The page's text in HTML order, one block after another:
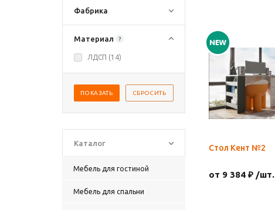
Фабрика
Материал ?
ЛДСП (14)
ПОКАЗАТЬ СБРОСИТЬ
Каталог
Мебель для гостиной
Мебель для спальни
Стол Кент №2
от 9 384 ₽ /шт.